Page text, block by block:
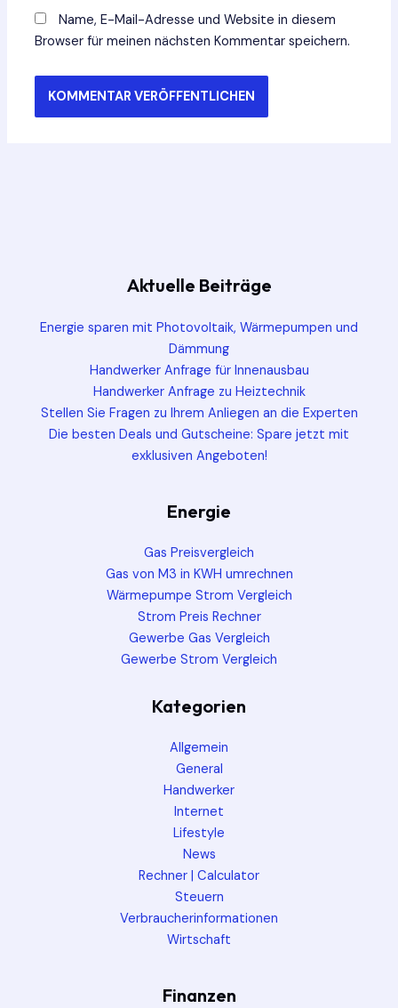
Name, E-Mail-Adresse und Website in diesem
Browser für meinen nächsten Kommentar speichern.
Aktuelle Beiträge
Energie sparen mit Photovoltaik, Wärmepumpen und
Dämmung
Handwerker Anfrage für Innenausbau
Handwerker Anfrage zu Heiztechnik
Stellen Sie Fragen zu Ihrem Anliegen an die Experten
Die besten Deals und Gutscheine: Spare jetzt mit
exklusiven Angeboten!
Energie
Gas Preisvergleich
Gas von M3 in KWH umrechnen
Wärmepumpe Strom Vergleich
Strom Preis Rechner
Gewerbe Gas Vergleich
Gewerbe Strom Vergleich
Kategorien
Allgemein
General
Handwerker
Internet
Lifestyle
News
Rechner | Calculator
Steuern
Verbraucherinformationen
Wirtschaft
Finanzen